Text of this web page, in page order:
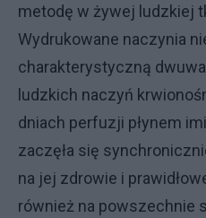
metodę w żywej ludzkiej
Wydrukowane naczynia
charakterystyczną
ludzkich naczyń
dniach perfuzji płynem
zaczęła się
na jej zdrowie i
również na powszechnie